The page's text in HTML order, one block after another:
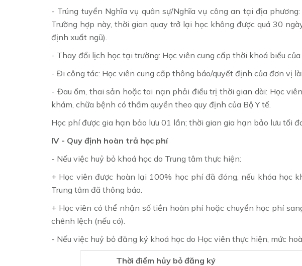
- Trúng tuyển Nghĩa vụ quân sự/Nghĩa vụ công an tại địa
Trường hợp này, thời gian quay trở lại học không được quá 30
định xuất ngũ).
- Thay đổi lịch học tại trường: Học viên cung cấp thời khoá biểu
- Đi công tác: Học viên cung cấp thông báo/quyết định của đơn vị
- Đau ốm, thai sản hoặc tai nạn phải điều trị thời gian dài: Học
khám, chữa bệnh có thẩm quyền theo quy định của Bộ Y tế.
Học phí được gia hạn bảo lưu 01 lần; thời gian gia hạn bảo lưu tối
IV - Quy định hoàn trả học phí
- Nếu việc huỷ bỏ khoá học do Trung tâm thực hiện:
+ Học viên được hoàn lại 100% học phí đã đóng, nếu khóa học
Trung tâm đã thông báo.
+ Học viên có thể nhận số tiền hoàn phí hoặc chuyển học phí
chênh lệch (nếu có).
- Nếu việc huỷ bỏ đăng ký khoá học do Học viên thực hiện, mức
Thời điểm hủy bỏ đăng ký